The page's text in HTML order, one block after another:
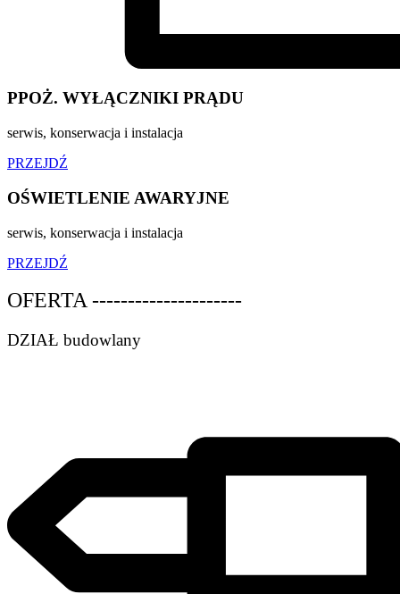
PPOŻ. WYŁĄCZNIKI PRĄDU
serwis, konserwacja i instalacja
PRZEJDŹ
OŚWIETLENIE AWARYJNE
serwis, konserwacja i instalacja
PRZEJDŹ
OFERTA ---------------------
DZIAŁ budowlany